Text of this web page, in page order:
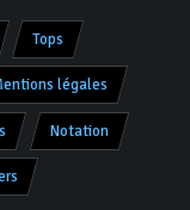
Tops
légales
Notation